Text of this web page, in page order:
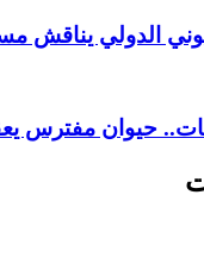
الدولي يناقش
مفترس يعقر 9 أشخاص في قرية